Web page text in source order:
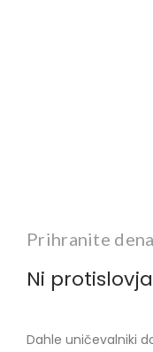
Prihranite
Ni
Dahle uničevalniki